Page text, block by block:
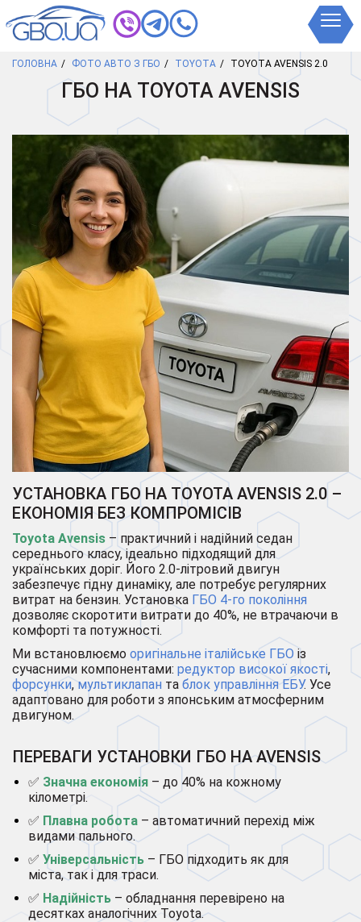
ГОЛОВНА ФОТО АВТО З ГБО TOYOTA TOYOTA AVENSIS 2.0
ГБО НА TOYOTA AVENSIS
УСТАНОВКА ГБО НА TOYOTA AVENSIS 2.0 –
ЕКОНОМІЯ БЕЗ КОМПРОМІСІВ
Toyota Avensis – практичний і надійний седан
середнього класу, ідеально підходящий для
українських доріг. Його 2.0-літровий двигун
забезпечує гідну динаміку, але потребує регулярних
витрат на бензин. Установка ГБО 4-го покоління
дозволяє скоротити витрати до 40%, не втрачаючи в
комфорті та потужності.
Ми встановлюємо оригінальне італійське ГБО із
сучасними компонентами: редуктор високої якості,
форсунки,мультиклапан та блок управління ЕБУ. Усе
адаптовано для роботи з японським атмосферним
двигуном.
ПЕРЕВАГИ УСТАНОВКИ ГБО НА AVENSIS
✅ Значна економія – до 40% на кожному
кілометрі.
✅ Плавна робота – автоматичний перехід між
видами пального.
✅ Універсальність – ГБО підходить як для
міста, так і для траси.
✅ Надійність – обладнання перевірено на
десятках аналогічних Toyota.